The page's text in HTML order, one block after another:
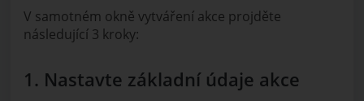
V samotném okně vytváření akce projděte
následující 3 kroky:
1. Nastavte základní údaje akce